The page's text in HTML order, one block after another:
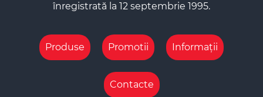
înregistrată la 12 septembrie 1995.
Produse Promotii Informații
Contacte